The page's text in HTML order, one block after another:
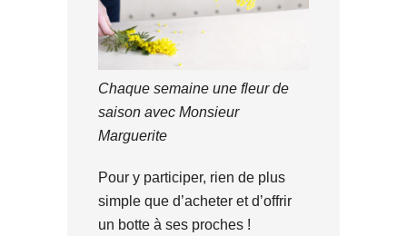
Chaque semaine une fleur de
saison avec Monsieur
Marguerite
Pour y participer, rien de plus
simple que d’acheter et d’offrir
un botte à ses proches !